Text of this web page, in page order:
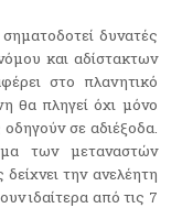
δυνατές
και αδίστακτων
στο πλανητικό
θα πληγεί όχι μόνο
σε αδιέξοδα.
των μεταναστών
την ανελέητη
ιδαίτερα από τις 7